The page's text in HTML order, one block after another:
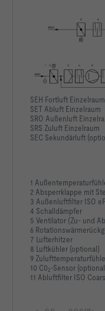
SEH Fortluft Einzelraum
SET Abluft Einzelraum
SRO Außenluft
SRS Zuluft Einzelraum
SEC Sekundärluft
1
2 Absperrklappe mit
3 Außenluftfilter ISO
4 Schalldämpfer
5 Ventilator (Zu- und
6
7 Lufterhitzer
8 Luftkühler (optional)
9
10 C02‑Sensor
11 Abluftfilter ISO